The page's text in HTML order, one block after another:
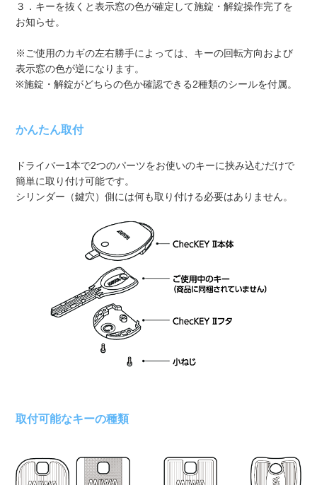
３．キーを抜くと表示窓の色が確定して施錠・解錠操作完了を
お知らせ。
※ご使用のカギの左右勝手によっては、キーの回転方向および
表示窓の色が逆になります。
※施錠・解錠がどちらの色か確認できる2種類のシールを付属。
かんたん取付
ドライバー1本で2つのパーツをお使いのキーに挟み込むだけで
簡単に取り付け可能です。
シリンダー（鍵穴）側には何も取り付ける必要はありません。
取付可能なキーの種類